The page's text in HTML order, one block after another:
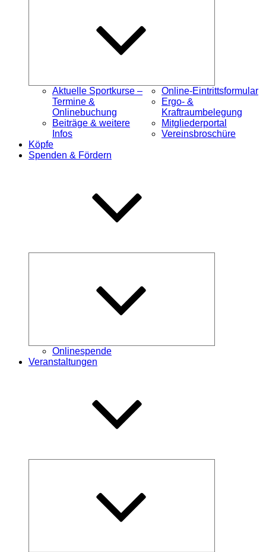
Aktuelle Sportkurse –
Termine &
Onlinebuchung
Beiträge & weitere
Infos
Online-Eintrittsformular
Ergo- &
Kraftraumbelegung
Mitgliederportal
Vereinsbroschüre
Köpfe
Spenden & Fördern
Onlinespende
Veranstaltungen